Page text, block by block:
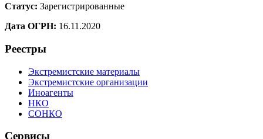
Статус: Зарегистрированные
Дата ОГРН: 16.11.2020
Реестры
Экстремистские материалы
Экстремистские организации
Иноагенты
НКО
СОНКО
Сервисы